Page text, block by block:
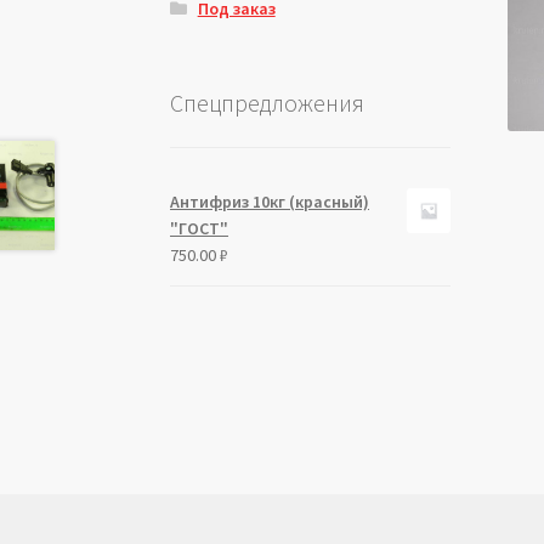
Под заказ
Спецпредложения
Антифриз 10кг (красный)
"ГОСТ"
750.00₽